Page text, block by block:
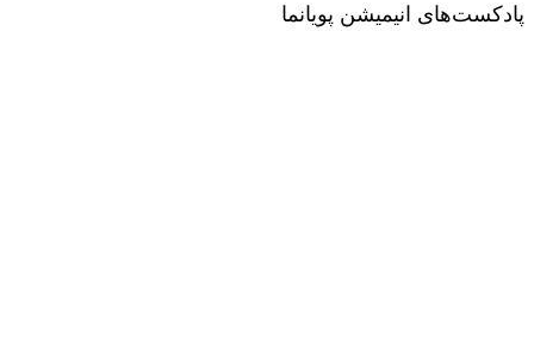
پادکست‌های انیمیشن پویانما